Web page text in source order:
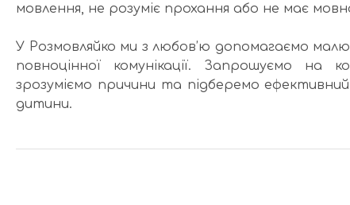
мовлення, не розуміє прохання або не має
У Розмовляйко ми з любов’ю допомагаємо
повноцінної комунікації. Запрошуємо на
зрозуміємо причини та підберемо
дитини.